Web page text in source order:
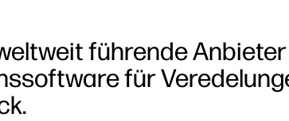
führende
für